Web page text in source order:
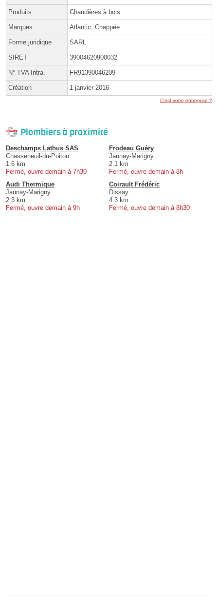
Produits Chaudières à bois
Marques Atlantic, Chappée
Forme juridique SARL
SIRET 39004620900032
N° TVA Intra. FR91390046209
Création 1 janvier 2016
C'est votre entreprise ?
Plombiers à proximité
Deschamps Lathus SAS
Chasseneuil-du-Poitou
1.6 km
Fermé, ouvre demain à 7h30
Frodeau Guéry
Jaunay-Marigny
2.1 km
Fermé, ouvre demain à 8h
Audi Thermique
Jaunay-Marigny
2.3 km
Fermé, ouvre demain à 9h
Coirault Frédéric
Dissay
4.3 km
Fermé, ouvre demain à 8h30